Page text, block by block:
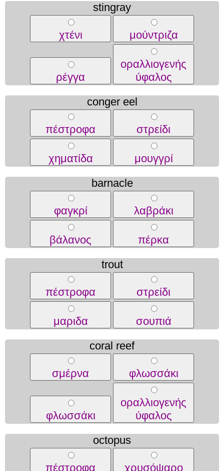
stingray
χτένι μούντριζα
ρέγγα
οραλλιογενής
ύφαλος
conger eel
πέστροφα στρείδι
χηματίδα
μουγγρί
barnacle
φαγκρί λαβράκι
βάλανος
πέρκα
trout
πέστροφα στρείδι
μαριδα
σουπιά
coral reef
σμέρνα φλωσσάκι
φλωσσάκι
οραλλιογενής
ύφαλος
octopus
πέστροφα χρυσόψαρο